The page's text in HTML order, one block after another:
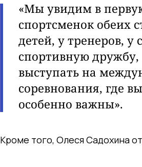
«Мы увидим в
спортсменок обеих
детей, у тренеров,
спортивную
выступать на
соревнования, где
особенно важны».
Кроме того, Олеся Садохина